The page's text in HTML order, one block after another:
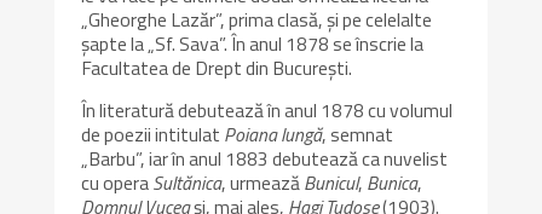
„Gheorghe Lazăr”, prima clasă, şi pe celelalte
şapte la „Sf. Sava”. În anul 1878 se înscrie la
Facultatea de Drept din Bucureşti.
În literatură debutează în anul 1878 cu volumul
de poezii intitulat Poiana lungă, semnat
„Barbu”, iar în anul 1883 debutează ca nuvelist
cu operaSultănica, urmeazăBunicul, Bunica,
Domnul Vuceaşi, mai ales, Hagi Tudose(1903).